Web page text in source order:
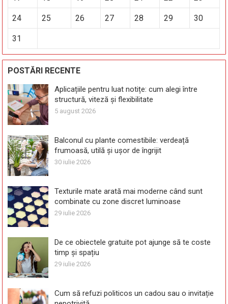
24 25 26 27 28 29 30
31
POSTĂRI RECENTE
Aplicațiile pentru luat notițe: cum alegi între
structură, viteză și flexibilitate
5 august 2026
Balconul cu plante comestibile: verdeață
frumoasă, utilă și ușor de îngrijit
30 iulie 2026
Texturile mate arată mai moderne când sunt
combinate cu zone discret luminoase
29 iulie 2026
De ce obiectele gratuite pot ajunge să te coste
timp și spațiu
29 iulie 2026
Cum să refuzi politicos un cadou sau o invitație